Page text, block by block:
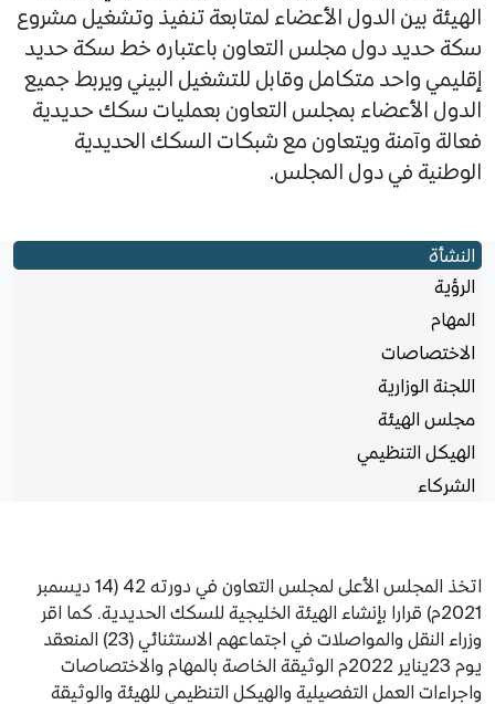
الهيئة بين الدول الأعضاء لمتابعة تنفيذ وتشغيل مشروع
سكة حديد دول مجلس التعاون باعتباره خط سكة حديد
إقليمي واحد متكامل وقابل للتشغيل البيني ويربط جميع
الدول الأعضاء بمجلس التعاون بعمليات سكك حديدية
فعالة وآمنة ويتعاون مع شبكات السكك الحديدية
الوطنية في دول المجلس.
النشأة
الرؤية
المهام
الاختصاصات
اللجنة الوزارية
مجلس الهيئة
الهيكل التنظيمي
الشركاء
اتخذ المجلس الأعلى لمجلس التعاون في دورته 42 (14 ديسمبر
2021م) قرارا بإنشاء الهيئة الخليجية للسكك الحديدية. كما اقر
وزراء النقل والمواصلات في اجتماعهم الاستثنائي (23) المنعقد
يوم 23يناير 2022م الوثيقة الخاصة بالمهام والاختصاصات
واجراءات العمل التفصيلية والهيكل التنظيمي للهيئة والوثيقة